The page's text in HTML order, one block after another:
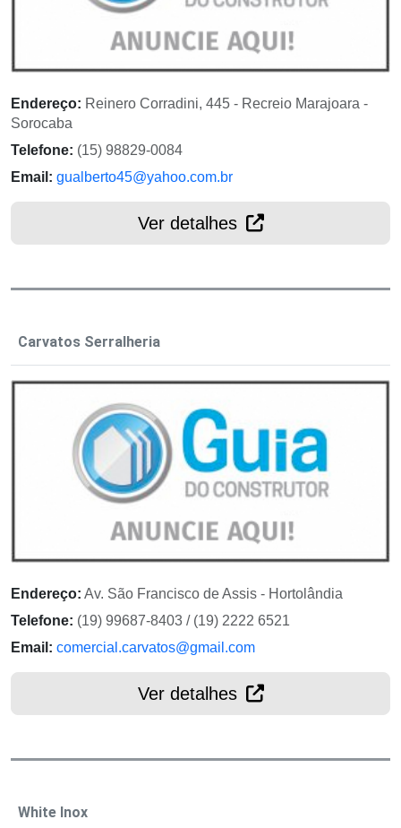
Endereço: Reinero Corradini, 445 - Recreio Marajoara -
Sorocaba
Telefone: (15) 98829-0084
Email: gualberto45@yahoo.com.br
Ver detalhes
Carvatos Serralheria
Endereço: Av. São Francisco de Assis - Hortolândia
Telefone: (19) 99687-8403 / (19) 2222 6521
Email: comercial.carvatos@gmail.com
Ver detalhes
White Inox